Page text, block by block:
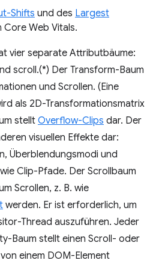
Shifts und des Largest
Core Web Vitals.
vier separate Attributbäume:
scroll.(*) Der Transform-Baum
und Scrollen. (Eine
als 2D-Transformationsmatrix
stelltOverflow-Clips dar. Der
visuellen Effekte dar:
Überblendungsmodi und
Clip-Pfade. Der Scrollbaum
Scrollen, z. B. wie
werden. Er ist erforderlich, um
Thread auszuführen. Jeder
Baum stellt einen Scroll- oder
einem DOM-Element